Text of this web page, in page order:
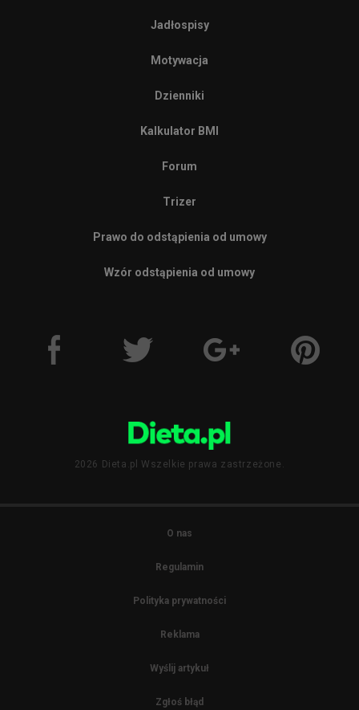
Jadłospisy
Motywacja
Dzienniki
Kalkulator BMI
Forum
Trizer
Prawo do odstąpienia od umowy
Wzór odstąpienia od umowy
2026 Dieta.pl Wszelkie prawa zastrzeżone.
O nas
Regulamin
Polityka prywatności
Reklama
Wyślij artykuł
Zgłoś błąd